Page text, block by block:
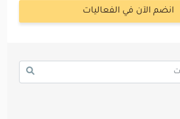
انضم الآن في الفعاليات